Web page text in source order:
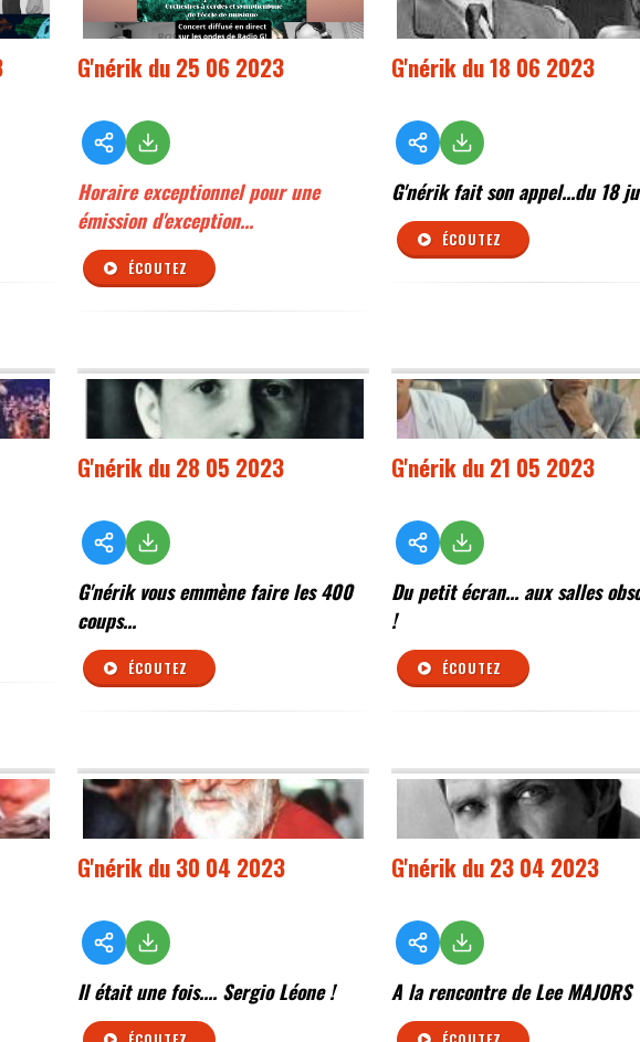
G'nérik du 25 06 2023
Horaire exceptionnel pour une
émission d'exception...
ÉCOUTEZ
G'nérik du 18 06 2023
G'nérik fait son appel...du 18
ÉCOUTEZ
G'nérik du 28 05 2023
G'nérik vous emmène faire les 400
coups...
ÉCOUTEZ
G'nérik du 21 05 2023
Du petit écran... aux salles
!
ÉCOUTEZ
G'nérik du 30 04 2023
Il était une fois.... Sergio Léone !
G'nérik du 23 04 2023
A la rencontre de Lee MAJORS